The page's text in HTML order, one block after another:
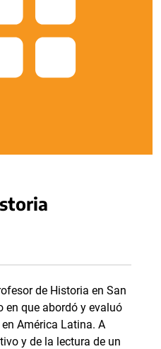
de Historia en San
en que abordó y evaluó
América Latina. A
y de la lectura de un